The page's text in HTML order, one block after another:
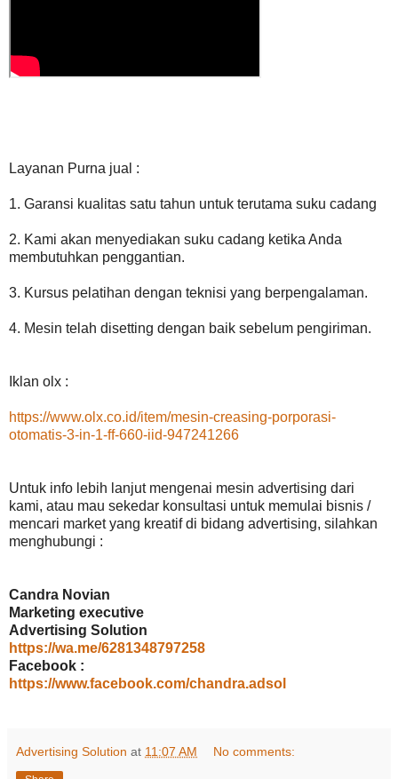
Layanan Purna jual :
1. Garansi kualitas satu tahun untuk terutama suku cadang
2. Kami akan menyediakan suku cadang ketika Anda
membutuhkan penggantian.
3. Kursus pelatihan dengan teknisi yang berpengalaman.
4. Mesin telah disetting dengan baik sebelum pengiriman.
Iklan olx :
https://www.olx.co.id/item/mesin-creasing-porporasi-
otomatis-3-in-1-ff-660-iid-947241266
Untuk info lebih lanjut mengenai mesin advertising dari
kami, atau mau sekedar konsultasi untuk memulai bisnis /
mencari market yang kreatif di bidang advertising, silahkan
menghubungi :
Candra Novian
Marketing executive
Advertising Solution
https://wa.me/6281348797258
Facebook :
https://www.facebook.com/chandra.adsol
Advertising Solution at 11:07 AM No comments: